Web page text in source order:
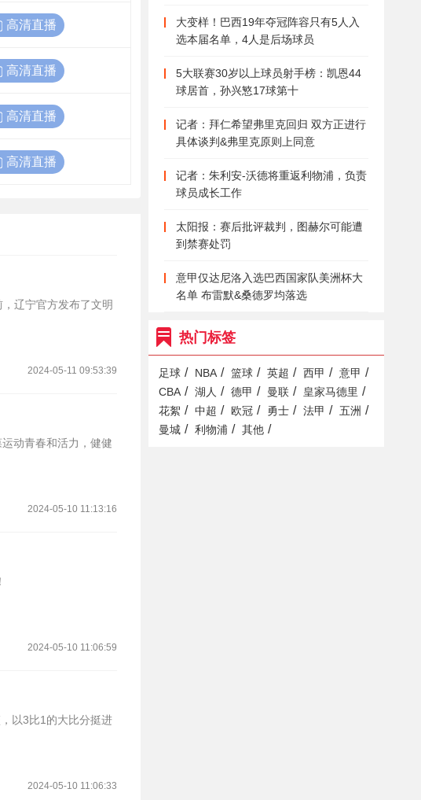
高清直播
高清直播
高清直播
高清直播
辽宁官方发布了文明
2024-05-11 09:53:39
动青春和活力，健健
2024-05-10 11:13:16
2024-05-10 11:06:59
以3比1的大比分挺进
2024-05-10 11:06:33
大变样！巴西19年夺冠阵容只有5人入
选本届名单，4人是后场球员
5大联赛30岁以上球员射手榜：凯恩44
球居首，孙兴慜17球第十
记者：拜仁希望弗里克回归 双方正进行
具体谈判&弗里克原则上同意
记者：朱利安-沃德将重返利物浦，负责
球员成长工作
太阳报：赛后批评裁判，图赫尔可能遭
到禁赛处罚
意甲仅达尼洛入选巴西国家队美洲杯大
名单 布雷默&桑德罗均落选
热门标签
足球 / NBA / 篮球 / 英超 / 西甲 / 意甲 /
CBA / 湖人 / 德甲 / 曼联 / 皇家马德里 /
花絮 / 中超 / 欧冠 / 勇士 / 法甲 / 五洲 /
曼城 / 利物浦 / 其他 /